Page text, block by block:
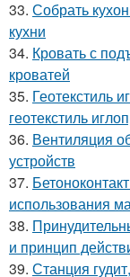
33. Собрать
кухни
34. Кровать с
кроватей
35. Геотекстиль
геотекстиль
36. Вентиляция
устройств
37.
использования
38.
и принцип
39. Станция